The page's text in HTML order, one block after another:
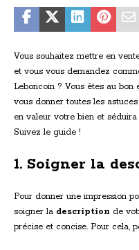
Vous souhaitez mettre en
et vous vous demandez
Leboncoin ? Vous êtes au
vous donner toutes les
en valeur votre bien et
Suivez le guide !
1. Soigner la
Pour donner une impression
soigner la description de
précise et concise. Pour cela,